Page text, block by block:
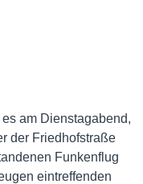
am Dienstagabend,
der Friedhofstraße
Funkenflug
eintreffenden